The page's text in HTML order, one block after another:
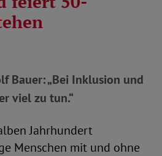
Bauer: „Bei Inklusion und
viel zu tun.“
Jahrhundert
Menschen mit und ohne